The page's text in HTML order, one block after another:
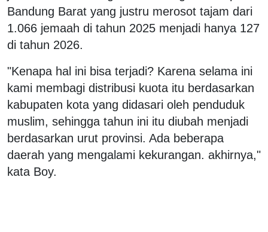
Bandung Barat yang justru merosot tajam dari
1.066 jemaah di tahun 2025 menjadi hanya 127
di tahun 2026.
"Kenapa hal ini bisa terjadi? Karena selama ini
kami membagi distribusi kuota itu berdasarkan
kabupaten kota yang didasari oleh penduduk
muslim, sehingga tahun ini itu diubah menjadi
berdasarkan urut provinsi. Ada beberapa
daerah yang mengalami kekurangan. akhirnya,"
kata Boy.